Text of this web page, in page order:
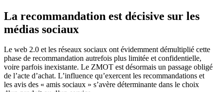
La recommandation est décisive sur les
médias sociaux
Le web 2.0 et les réseaux sociaux ont évidemment démultiplié cette
phase de recommandation autrefois plus limitée et confidentielle,
voire parfois inexistante. Le ZMOT est désormais un passage obligé
de l’acte d’achat. L’influence qu’exercent les recommandations et
les avis des « amis sociaux » s’avère déterminante dans le choix